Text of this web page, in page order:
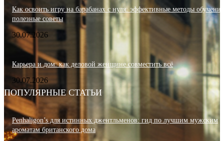
Как освоить игру на барабанах с нуля: эффективные методы
полезные советы
30.07.2026
Карьера и дом: как деловой женщине совместить всё
30.07.2026
ПОПУЛЯРНЫЕ СТАТЬИ
Penhaligon’s для истинных джентльменов: гид по лучшим мужским
ароматам британского дома